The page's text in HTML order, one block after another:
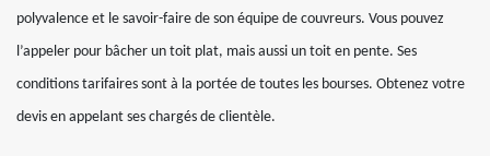
polyvalence et le savoir-faire de son équipe de couvreurs. Vous pouvez
l’appeler pour bâcher un toit plat, mais aussi un toit en pente. Ses
conditions tarifaires sont à la portée de toutes les bourses. Obtenez votre
devis en appelant ses chargés de clientèle.